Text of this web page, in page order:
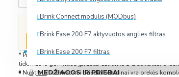
Brink Connect modulis (MODbus)
Brink Ease 200 F7 aktyvuotos anglies filtras
Brink Ease 200 F7 filtras
Daugiau
MEDŽIAGOS IR PRIEDAI
PIGIAU?
pateiksime dar geresnį pasiūlymą!
* Prekes, esančias sandėlyje, pristatome per 2-5 darbo
tiekimas iš gamyklos įprastai užtrunka 1-2 savaites, o
* Nuotraukose matomi priedai nebūtinai yra prekės